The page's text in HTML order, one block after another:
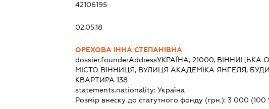
42106195
02.05.18
ОРЕХОВА ІННА СТЕПАНІВНА
dossier.founderAddressУКРАЇНА, 21000, ВІННИЦЬКА
МІСТО ВІННИЦЯ, ВУЛИЦЯ АКАДЕМІКА ЯНГЕЛЯ,
КВАРТИРА 138
statements.nationality:Україна
Розмір внеску до статутного фонду (грн.):3 000 (100